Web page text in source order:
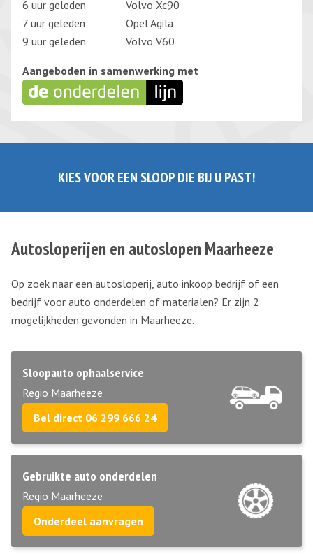
6 uur geleden
Volvo Xc90
7 uur geleden
Opel Agila
9 uur geleden
Volvo V60
Aangeboden in samenwerking met
KIES VOOR EEN SLOOP DIE BIJ U PAST!
Autosloperijen en autoslopen Maarheeze
Op zoek naar een autosloperij, auto inkoop bedrijf of een
bedrijf voor auto onderdelen of materialen? Er zijn 2
mogelijkheden gevonden in Maarheeze.
Sloopauto ophaalservice
Regio Maarheeze
Bel direct 06 299 666 24
Gebruikte auto onderdelen
Regio Maarheeze
Onderdeel aanvragen